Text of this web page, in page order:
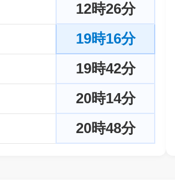
12時26分
19時16分
19時42分
20時14分
20時48分